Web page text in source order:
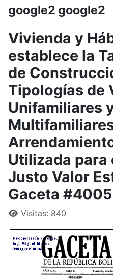
google2 google2
Vivienda y
establece la
de
Tipologías de
Unifamiliares
Utilizada para
Justo Valor
Gaceta
Visitas: 840